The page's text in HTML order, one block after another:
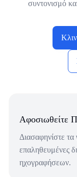
συντονισμό
Αφοσιωθείτε
Διασαφηνίστε
επαληθευμένες
ηχογραφήσεων.